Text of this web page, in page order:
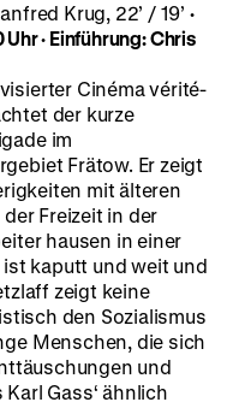
Krug, 22’ / 19’ ·
Uhr· Einführung: Chris
Cinéma vérité-
der kurze
im
Frätow. Er zeigt
mit älteren
Freizeit in der
hausen in einer
kaputt und weit und
zeigt keine
den Sozialismus
Menschen, die sich
und
Gass‘ ähnlich